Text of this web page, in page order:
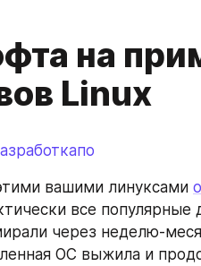
на
Linux
вашими линуксами
все
через неделю-
ОС выжила и